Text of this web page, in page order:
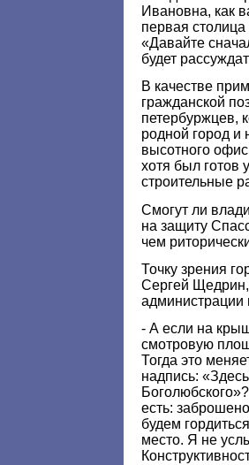
Ивановна, как
первая
«Давайте
будет
В качестве
гражданской
петербуржцев,
родной город и
высотного
хотя был готов
строительные
Смогут ли
на защиту
чем
Точку зрения
Сергей Щедрин,
администрации
- А если на
смотровую
Тогда это
надпись:
есть:
будем
место. Я не